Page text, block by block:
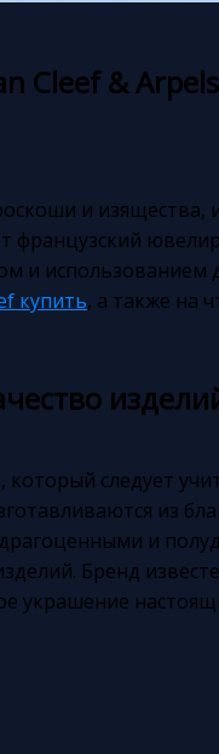
Cleef &
и изящества,
французский
и использованием
купить, а также на
следует
из
и
Бренд
украшение